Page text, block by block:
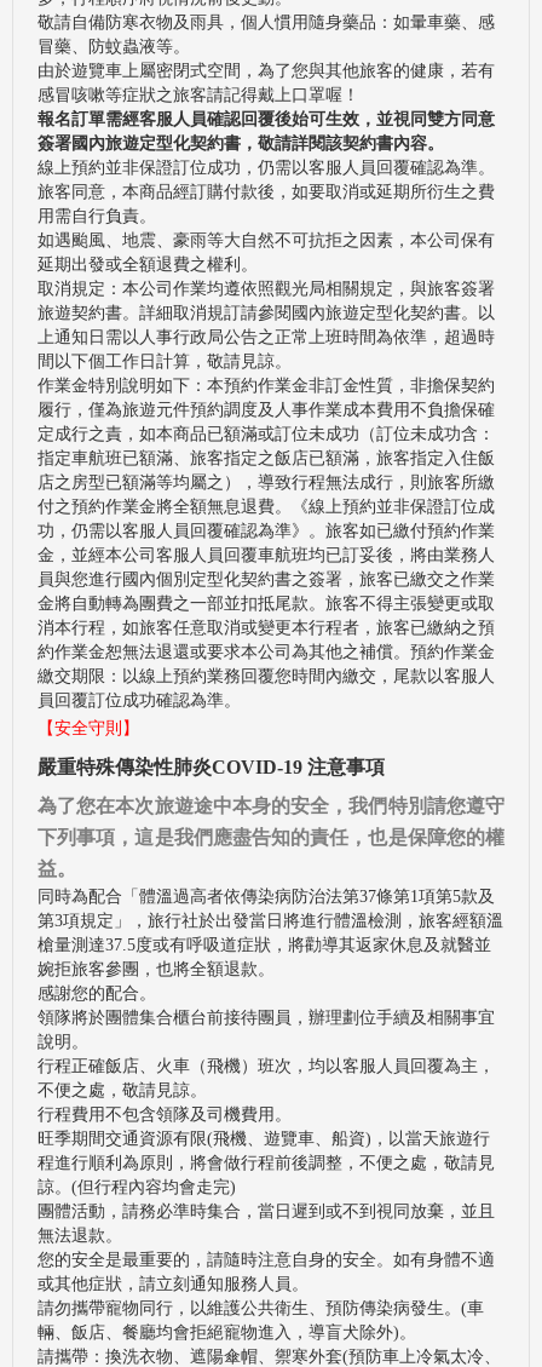
敬請自備防寒衣物及雨具，個人慣用隨身藥品：如暈車藥、感
冒藥、防蚊蟲液等。
由於遊覽車上屬密閉式空間，為了您與其他旅客的健康，若有
感冒咳嗽等症狀之旅客請記得戴上口罩喔！
報名訂單需經客服人員確認回覆後始可生效，並視同雙方同意
簽署國內旅遊定型化契約書，敬請詳閱該契約書內容。
線上預約並非保證訂位成功，仍需以客服人員回覆確認為準。
旅客同意，本商品經訂購付款後，如要取消或延期所衍生之費
用需自行負責。
如遇颱風、地震、豪雨等大自然不可抗拒之因素，本公司保有
延期出發或全額退費之權利。
取消規定：本公司作業均遵依照觀光局相關規定，與旅客簽署
旅遊契約書。詳細取消規訂請參閱國內旅遊定型化契約書。以
上通知日需以人事行政局公告之正常上班時間為依準，超過時
間以下個工作日計算，敬請見諒。
作業金特別說明如下：本預約作業金非訂金性質，非擔保契約
履行，僅為旅遊元件預約調度及人事作業成本費用不負擔保確
定成行之責，如本商品已額滿或訂位未成功（訂位未成功含：
指定車航班已額滿、旅客指定之飯店已額滿，旅客指定入住飯
店之房型已額滿等均屬之），導致行程無法成行，則旅客所繳
付之預約作業金將全額無息退費。《線上預約並非保證訂位成
功，仍需以客服人員回覆確認為準》。旅客如已繳付預約作業
金，並經本公司客服人員回覆車航班均已訂妥後，將由業務人
員與您進行國內個別定型化契約書之簽署，旅客已繳交之作業
金將自動轉為團費之一部並扣抵尾款。旅客不得主張變更或取
消本行程，如旅客任意取消或變更本行程者，旅客已繳納之預
約作業金恕無法退還或要求本公司為其他之補償。預約作業金
繳交期限：以線上預約業務回覆您時間內繳交，尾款以客服人
員回覆訂位成功確認為準。
【安全守則】
嚴重特殊傳染性肺炎COVID-19 注意事項
為了您在本次旅遊途中本身的安全，我們特別請您遵守
下列事項，這是我們應盡告知的責任，也是保障您的權
益。
同時為配合「體溫過高者依傳染病防治法第37條第1項第5款及
第3項規定」，旅行社於出發當日將進行體溫檢測，旅客經額溫
槍量測達37.5度或有呼吸道症狀，將勸導其返家休息及就醫並
婉拒旅客參團，也將全額退款。
感謝您的配合。
領隊將於團體集合櫃台前接待團員，辦理劃位手續及相關事宜
說明。
行程正確飯店、火車（飛機）班次，均以客服人員回覆為主，
不便之處，敬請見諒。
行程費用不包含領隊及司機費用。
旺季期間交通資源有限(飛機、遊覽車、船資)，以當天旅遊行
程進行順利為原則，將會做行程前後調整，不便之處，敬請見
諒。(但行程內容均會走完)
團體活動，請務必準時集合，當日遲到或不到視同放棄，並且
無法退款。
您的安全是最重要的，請隨時注意自身的安全。如有身體不適
或其他症狀，請立刻通知服務人員。
請勿攜帶寵物同行，以維護公共衛生、預防傳染病發生。(車
輛、飯店、餐廳均會拒絕寵物進入，導盲犬除外)。
請攜帶：換洗衣物、遮陽傘帽、禦寒外套(預防車上冷氣太冷、